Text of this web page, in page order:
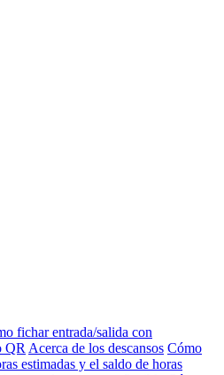
fichar entrada/salida con
QR Acerca de los descansos Cómo
estimadas y el saldo de horas